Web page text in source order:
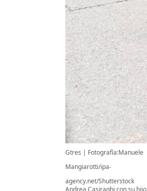
Gtres
Fotografía:Manuele
Mangiarotti/ipa-
agency.net/Shutterstock